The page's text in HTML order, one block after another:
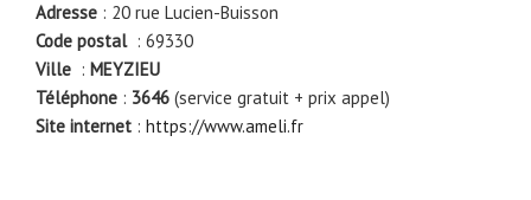
Adresse : 20 rue Lucien-Buisson
Code postal: 69330
Ville : MEYZIEU
Téléphone : 3646 (service gratuit + prix appel)
Site internet : https://www.ameli.fr